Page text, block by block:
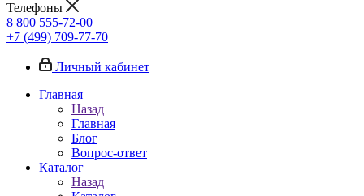
Телефоны
8 800 555-72-00
+7 (499) 709-77-70
Личный кабинет
Главная
Назад
Главная
Блог
Вопрос-ответ
Каталог
Назад